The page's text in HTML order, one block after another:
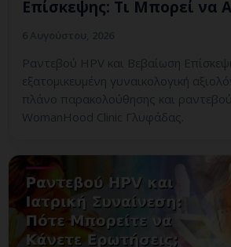
Επίσκεψης: Τι Μπορεί να
Ραντεβού HPV και Βεβαίωση
εξατομικευμένη γυναικολογική
πλάνο παρακολούθησης και
WomanHood Clinic Γλυφάδας.